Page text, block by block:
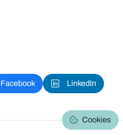
Facebook LinkedIn
Cookies